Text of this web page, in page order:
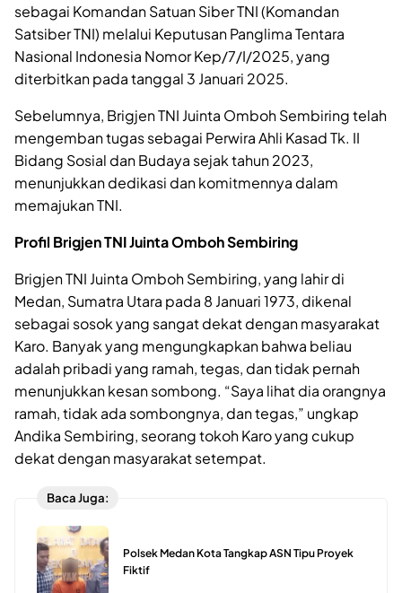
sebagai Komandan Satuan Siber TNI (Komandan
Satsiber TNI) melalui Keputusan Panglima Tentara
Nasional Indonesia Nomor Kep/7/I/2025, yang
diterbitkan pada tanggal 3 Januari 2025.
Sebelumnya, Brigjen TNI Juinta Omboh Sembiring telah
mengemban tugas sebagai Perwira Ahli Kasad Tk. II
Bidang Sosial dan Budaya sejak tahun 2023,
menunjukkan dedikasi dan komitmennya dalam
memajukan TNI.
Profil Brigjen TNI Juinta Omboh Sembiring
Brigjen TNI Juinta Omboh Sembiring, yang lahir di
Medan, Sumatra Utara pada 8 Januari 1973, dikenal
sebagai sosok yang sangat dekat dengan masyarakat
Karo. Banyak yang mengungkapkan bahwa beliau
adalah pribadi yang ramah, tegas, dan tidak pernah
menunjukkan kesan sombong. “Saya lihat dia orangnya
ramah, tidak ada sombongnya, dan tegas,” ungkap
Andika Sembiring, seorang tokoh Karo yang cukup
dekat dengan masyarakat setempat.
Baca Juga:
Polsek Medan Kota Tangkap ASN Tipu Proyek
Fiktif